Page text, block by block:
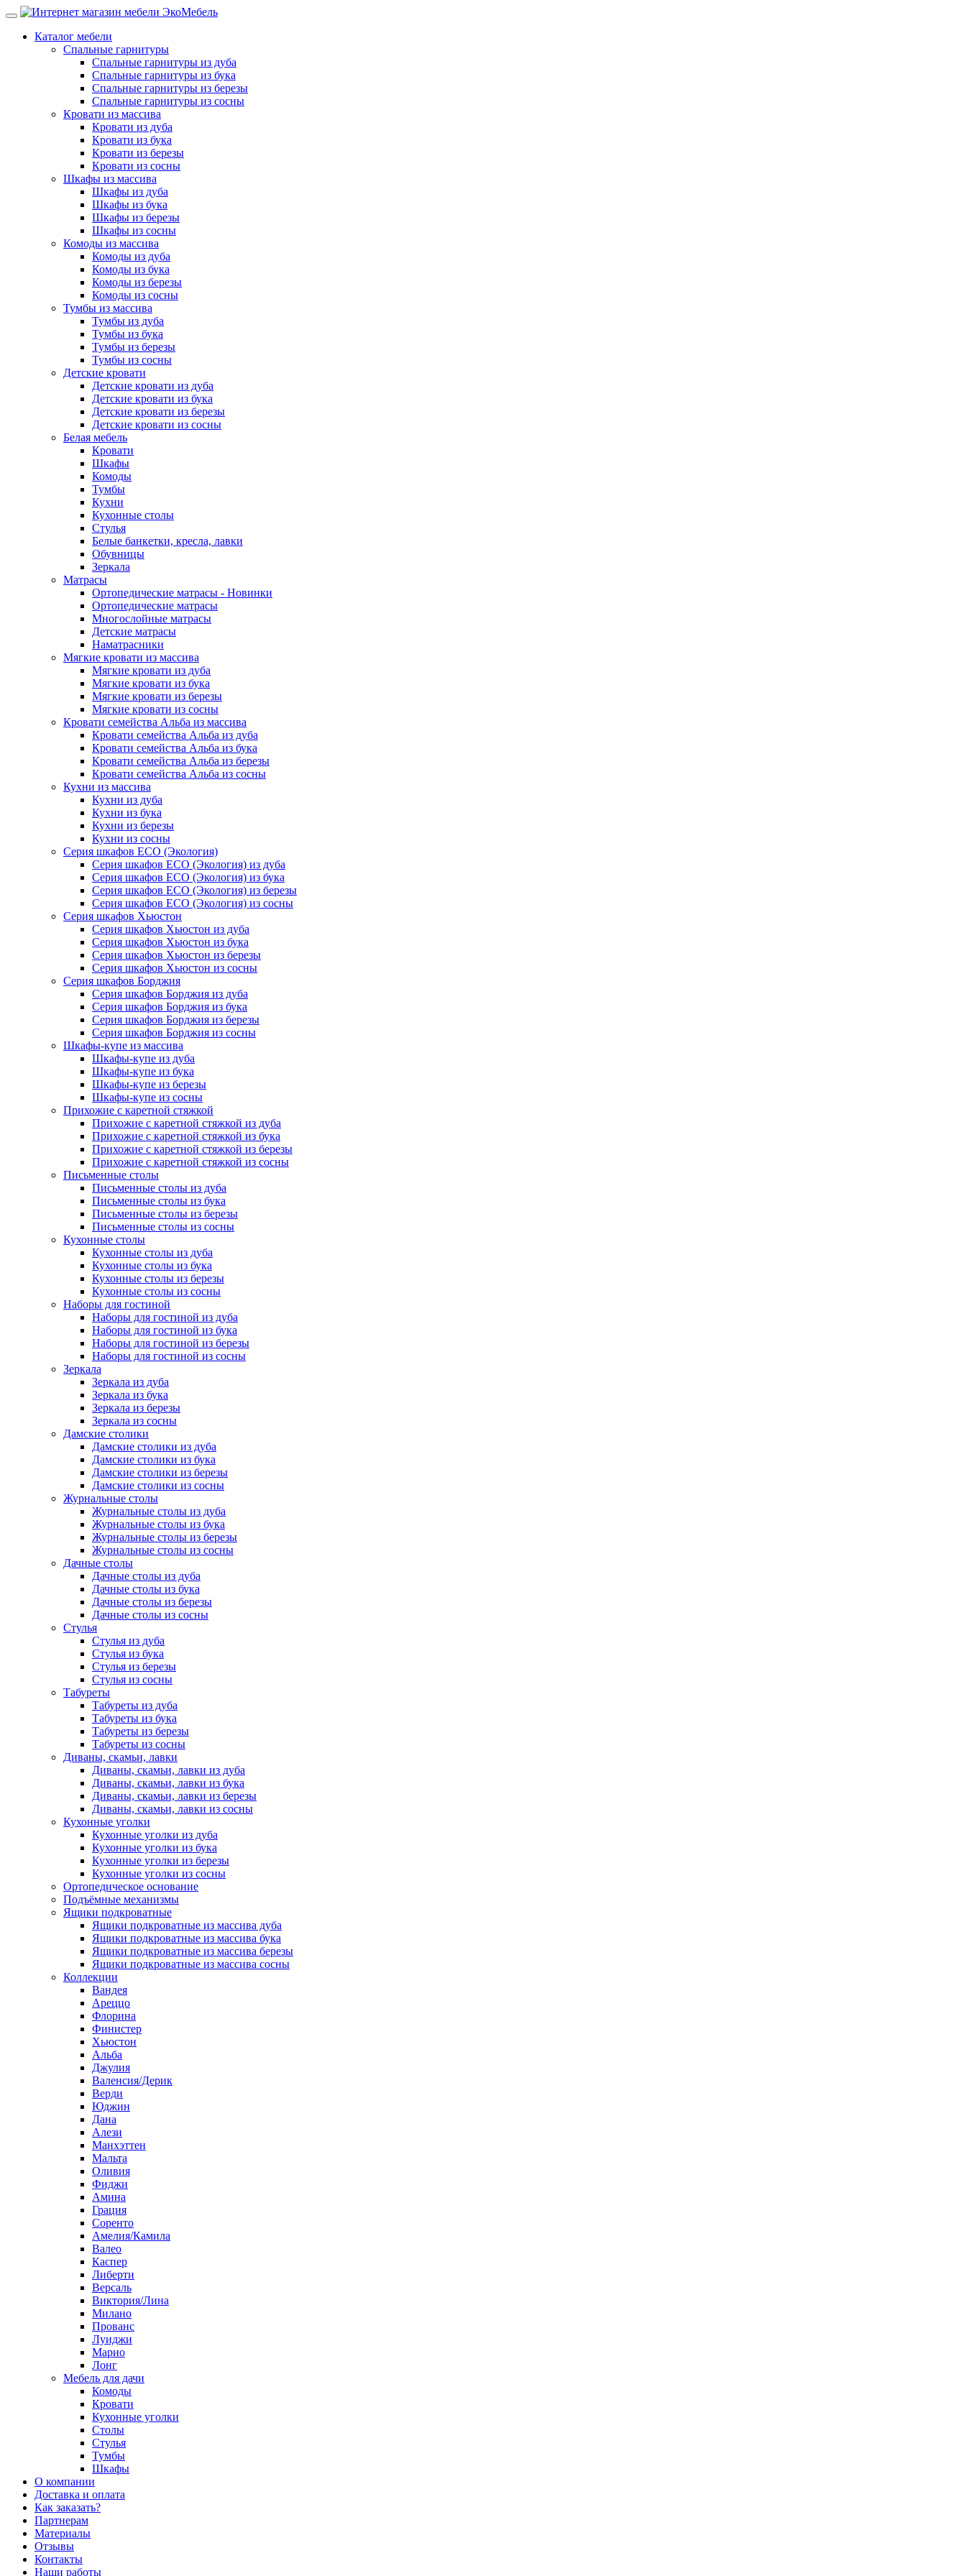
Каталог мебели
Спальные гарнитуры
Спальные гарнитуры из дуба
Спальные гарнитуры из бука
Спальные гарнитуры из березы
Спальные гарнитуры из сосны
Кровати из массива
Кровати из дуба
Кровати из бука
Кровати из березы
Кровати из сосны
Шкафы из массива
Шкафы из дуба
Шкафы из бука
Шкафы из березы
Шкафы из сосны
Комоды из массива
Комоды из дуба
Комоды из бука
Комоды из березы
Комоды из сосны
Тумбы из массива
Тумбы из дуба
Тумбы из бука
Тумбы из березы
Тумбы из сосны
Детские кровати
Детские кровати из дуба
Детские кровати из бука
Детские кровати из березы
Детские кровати из сосны
Белая мебель
Кровати
Шкафы
Комоды
Тумбы
Кухни
Кухонные столы
Стулья
Белые банкетки, кресла, лавки
Обувницы
Зеркала
Матрасы
Ортопедические матрасы - Новинки
Ортопедические матрасы
Многослойные матрасы
Детские матрасы
Наматрасники
Мягкие кровати из массива
Мягкие кровати из дуба
Мягкие кровати из бука
Мягкие кровати из березы
Мягкие кровати из сосны
Кровати семейства Альба из массива
Кровати семейства Альба из дуба
Кровати семейства Альба из бука
Кровати семейства Альба из березы
Кровати семейства Альба из сосны
Кухни из массива
Кухни из дуба
Кухни из бука
Кухни из березы
Кухни из сосны
Серия шкафов ECO (Экология)
Серия шкафов ECO (Экология) из дуба
Серия шкафов ECO (Экология) из бука
Серия шкафов ECO (Экология) из березы
Серия шкафов ECO (Экология) из сосны
Серия шкафов Хьюстон
Серия шкафов Хьюстон из дуба
Серия шкафов Хьюстон из бука
Серия шкафов Хьюстон из березы
Серия шкафов Хьюстон из сосны
Серия шкафов Борджия
Серия шкафов Борджия из дуба
Серия шкафов Борджия из бука
Серия шкафов Борджия из березы
Серия шкафов Борджия из сосны
Шкафы-купе из массива
Шкафы-купе из дуба
Шкафы-купе из бука
Шкафы-купе из березы
Шкафы-купе из сосны
Прихожие с каретной стяжкой
Прихожие с каретной стяжкой из дуба
Прихожие с каретной стяжкой из бука
Прихожие с каретной стяжкой из березы
Прихожие с каретной стяжкой из сосны
Письменные столы
Письменные столы из дуба
Письменные столы из бука
Письменные столы из березы
Письменные столы из сосны
Кухонные столы
Кухонные столы из дуба
Кухонные столы из бука
Кухонные столы из березы
Кухонные столы из сосны
Наборы для гостиной
Наборы для гостиной из дуба
Наборы для гостиной из бука
Наборы для гостиной из березы
Наборы для гостиной из сосны
Зеркала
Зеркала из дуба
Зеркала из бука
Зеркала из березы
Зеркала из сосны
Дамские столики
Дамские столики из дуба
Дамские столики из бука
Дамские столики из березы
Дамские столики из сосны
Журнальные столы
Журнальные столы из дуба
Журнальные столы из бука
Журнальные столы из березы
Журнальные столы из сосны
Дачные столы
Дачные столы из дуба
Дачные столы из бука
Дачные столы из березы
Дачные столы из сосны
Стулья
Стулья из дуба
Стулья из бука
Стулья из березы
Стулья из сосны
Табуреты
Табуреты из дуба
Табуреты из бука
Табуреты из березы
Табуреты из сосны
Диваны, скамьи, лавки
Диваны, скамьи, лавки из дуба
Диваны, скамьи, лавки из бука
Диваны, скамьи, лавки из березы
Диваны, скамьи, лавки из сосны
Кухонные уголки
Кухонные уголки из дуба
Кухонные уголки из бука
Кухонные уголки из березы
Кухонные уголки из сосны
Ортопедическое основание
Подъёмные механизмы
Ящики подкроватные
Ящики подкроватные из массива дуба
Ящики подкроватные из массива бука
Ящики подкроватные из массива березы
Ящики подкроватные из массива сосны
Коллекции
Вандея
Ареццо
Флорина
Финистер
Хьюстон
Альба
Джулия
Валенсия/Дерик
Верди
Юджин
Дана
Алези
Манхэттен
Мальта
Оливия
Фиджи
Амина
Грация
Соренто
Амелия/Камила
Валео
Каспер
Либерти
Версаль
Виктория/Лина
Милано
Прованс
Луиджи
Марио
Лонг
Мебель для дачи
Комоды
Кровати
Кухонные уголки
Столы
Стулья
Тумбы
Шкафы
О компании
Доставка и оплата
Как заказать?
Партнерам
Материалы
Отзывы
Контакты
Наши работы